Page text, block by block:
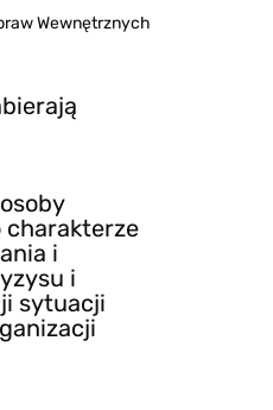
Wewnętrznych
charakterze
i
i
sytuacji